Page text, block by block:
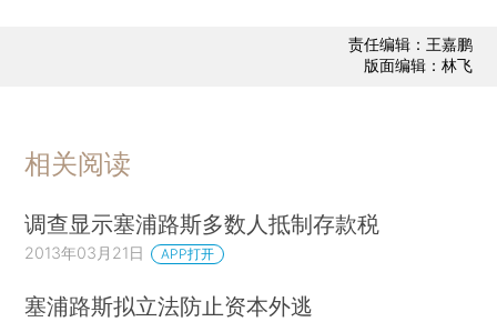
责任编辑：王嘉鹏
版面编辑：林飞
相关阅读
调查显示塞浦路斯多数人抵制存款税
2013年03月21日 APP打开
塞浦路斯拟立法防止资本外逃